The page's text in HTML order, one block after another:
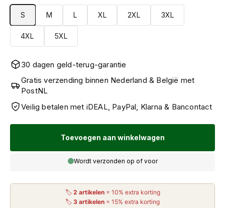
S M L XL 2XL 3XL
4XL 5XL
30 dagen geld-terug-garantie
Gratis verzending binnen Nederland & België met
PostNL
Veilig betalen met iDEAL, PayPal, Klarna & Bancontact
Toevoegen aan winkelwagen
Wordt verzonden op of voor
🏷 2 artikelen= 10% extra korting
🏷 3 artikelen = 15% extra korting